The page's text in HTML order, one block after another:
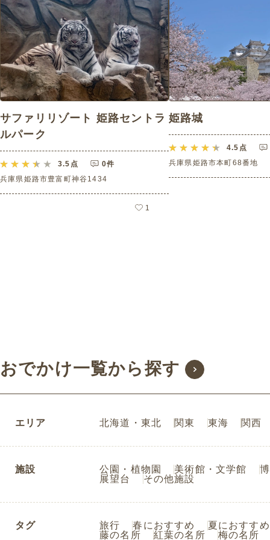
サファリリゾート 姫路セントラ
ルパーク
3.5 点
0件
兵庫県姫路市豊富町神谷1434
1
姫路城
4.5 点
兵庫県姫路市本町68番地
おでかけ一覧から探す
エリア 北海道・東北 関東 東海 関西
施設 公園・植物園 美術館・文学館
展望台
その他施設
タグ 旅行 春におすすめ
夏におすすめ
藤の名所
紅葉の名所 梅の名所